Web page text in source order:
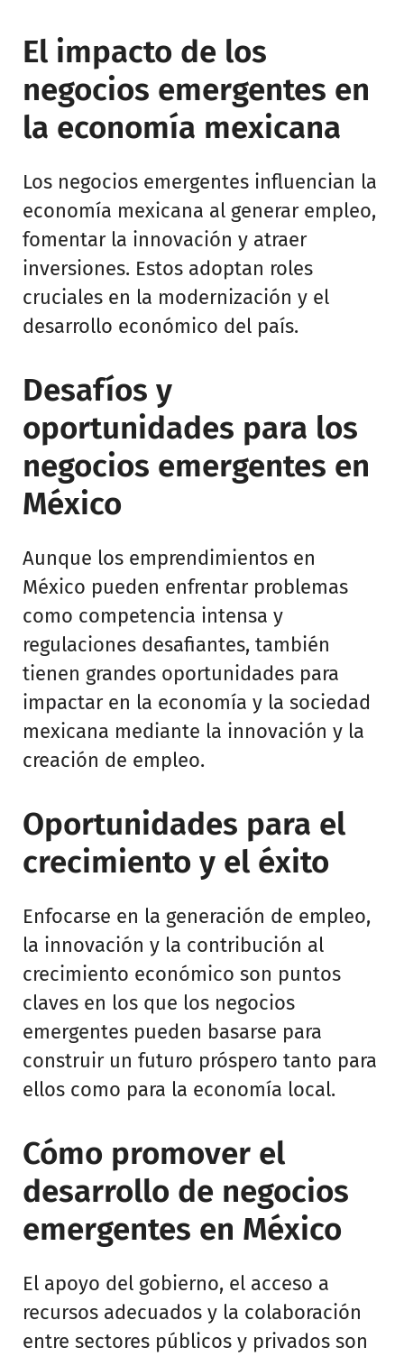
El impacto de los
negocios emergentes en
la economía mexicana
Los negocios emergentes influencian la
economía mexicana al generar empleo,
fomentar la innovación y atraer
inversiones. Estos adoptan roles
cruciales en la modernización y el
desarrollo económico del país.
Desafíos y
oportunidades para los
negocios emergentes en
México
Aunque los emprendimientos en
México pueden enfrentar problemas
como competencia intensa y
regulaciones desafiantes, también
tienen grandes oportunidades para
impactar en la economía y la sociedad
mexicana mediante la innovación y la
creación de empleo.
Oportunidades para el
crecimiento y el éxito
Enfocarse en la generación de empleo,
la innovación y la contribución al
crecimiento económico son puntos
claves en los que los negocios
emergentes pueden basarse para
construir un futuro próspero tanto para
ellos como para la economía local.
Cómo promover el
desarrollo de negocios
emergentes en México
El apoyo del gobierno, el acceso a
recursos adecuados y la colaboración
entre sectores públicos y privados son